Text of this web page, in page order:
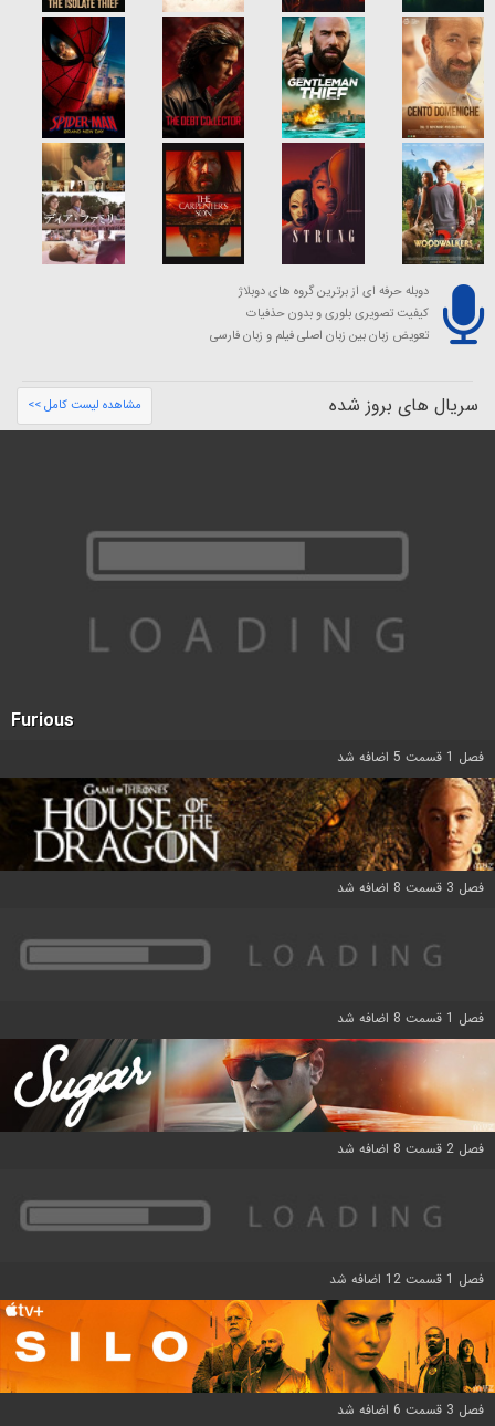
دوبله حرفه ای از برترین گروه های دوبلاژ
کیفیت تصویری بلوری و بدون حذفیات
تعویض زبان بین زبان اصلی فیلم و زبان فارسی
سریال های بروز شده مشاهده لیست کامل >>
Furious
فصل 1 قسمت 5 اضافه شد
فصل 3 قسمت 8 اضافه شد
فصل 1 قسمت 8 اضافه شد
فصل 2 قسمت 8 اضافه شد
فصل 1 قسمت 12 اضافه شد
فصل 3 قسمت 6 اضافه شد